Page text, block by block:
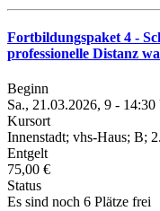
Fortbildungspaket 4 -
professionelle Distanz
Beginn
Sa., 21.03.2026, 9 - 14:30
Kursort
Innenstadt; vhs-Haus; B;
Entgelt
75,00 €
Status
Es sind noch 6 Plätze frei